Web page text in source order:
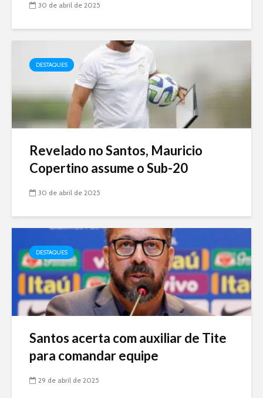
30 de abril de 2025
DESTAQUES
Revelado no Santos, Mauricio
Copertino assume o Sub-20
30 de abril de 2025
DESTAQUES
Santos acerta com auxiliar de Tite
para comandar equipe
29 de abril de 2025